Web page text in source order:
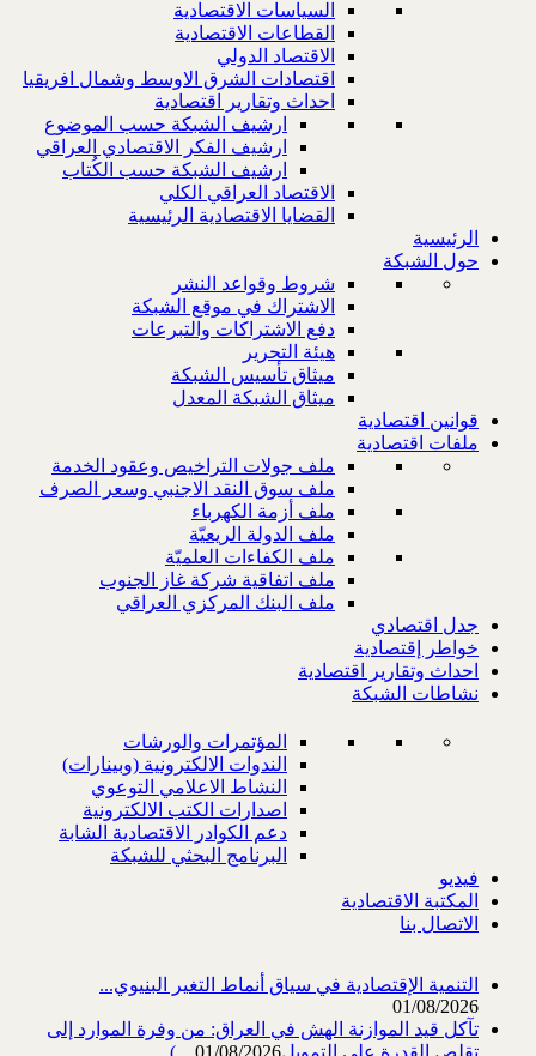
السياسات الاقتصادية
القطاعات الاقتصادية
الاقتصاد الدولي
اقتصادات الشرق الاوسط وشمال افريقيا
احداث وتقارير اقتصادية
ارشيف الشبكة حسب الموضوع
ارشيف الفكر الاقتصادي العراقي
ارشيف الشبكة حسب الكُتاب
الاقتصاد العراقي الكلي
القضايا الاقتصادية الرئيسية
الرئيسية
حول الشبكة
شروط وقواعد النشر
الاشتراك في موقع الشبكة
دفع الاشتراكات والتبرعات
هيئة التحرير
ميثاق تأسيس الشبكة
ميثاق الشبكة المعدل
قوانين اقتصادية
ملفات اقتصادية
ملف جولات التراخيص وعقود الخدمة
ملف سوق النقد الاجنبي وسعر الصرف
ملف أزمة الكهرباء
ملف الدولة الريعيّة
ملف الكفاءات العلميّة
ملف اتفاقية شركة غاز الجنوب
ملف البنك المركزي العراقي
جدل اقتصادي
خواطر إقتصادية
احداث وتقارير اقتصادية
نشاطات الشبكة
المؤتمرات والورشات
الندوات الالكترونية (وبينارات)
النشاط الاعلامي التوعوي
اصدارات الكتب الالكترونية
دعم الكوادر الاقتصادية الشابة
البرنامج البحثي للشبكة
فيديو
المكتبة الاقتصادية
الاتصال بنا
التنمية الإقتصادية في سياق أنماط التغير البنيوي...
01/08/2026
تآكل قيد الموازنة الهش في العراق: من وفرة الموارد إلى